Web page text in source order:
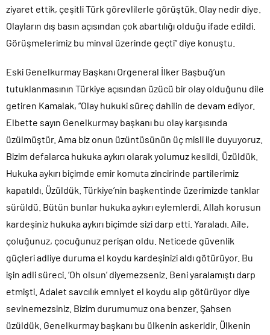
ziyaret ettik, çeşitli Türk görevlilerle görüştük. Olay nedir diye.
Olayların dış basın açısından çok abartılığı olduğu ifade edildi.
Görüşmelerimiz bu minval üzerinde geçti” diye konuştu.
Eski Genelkurmay Başkanı Orgeneral İlker Başbuğ’un
tutuklanmasının Türkiye açısından üzücü bir olay olduğunu dile
getiren Kamalak, “Olay hukuki süreç dahilin de devam ediyor.
Elbette sayın Genelkurmay başkanı bu olay karşısında
üzülmüştür. Ama biz onun üzüntüsünün üç misli ile duyuyoruz.
Bizim defalarca hukuka aykırı olarak yolumuz kesildi. Üzüldük.
Hukuka aykırı biçimde emir komuta zincirinde partilerimiz
kapatıldı. Üzüldük. Türkiye’nin başkentinde üzerimizde tanklar
sürüldü. Bütün bunlar hukuka aykırı eylemlerdi. Allah korusun
kardeşiniz hukuka aykırı biçimde sizi darp etti. Yaraladı. Aile,
çoluğunuz, çocuğunuz perişan oldu. Neticede güvenlik
güçleri adliye duruma el koydu kardeşinizi aldı götürüyor. Bu
işin adli süreci. ‘Oh olsun’ diyemezseniz. Beni yaralamıştı darp
etmişti. Adalet savcılık emniyet el koydu alıp götürüyor diye
sevinemezsiniz. Bizim durumumuz ona benzer. Şahsen
üzüldük. Genelkurmay başkanı bu ülkenin askeridir. Ülkenin